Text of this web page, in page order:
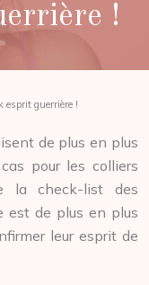
!
esprit guerrière !
de plus en plus
pour les colliers
la check-list des
est de plus en plus
leur esprit de